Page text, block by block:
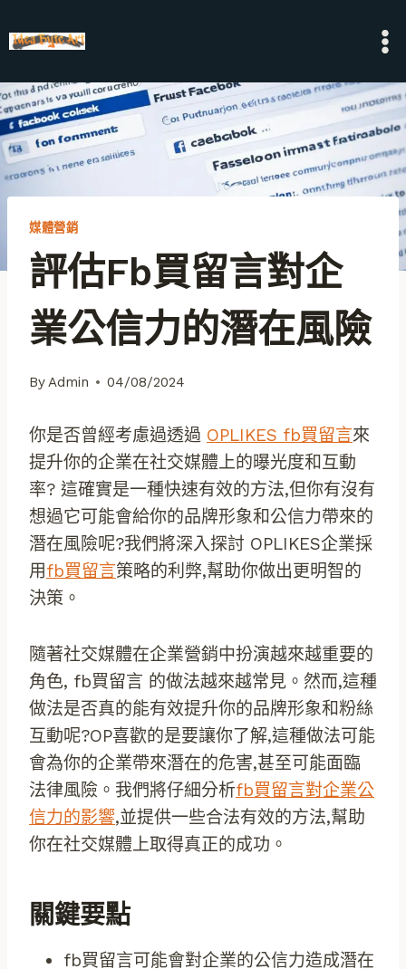
to
媒體營銷
評估fb買留言對企
業公信力的潛在風險
ByAdmin 04/08/2024
你是否曾經考慮過透過 OPLIKES fb買留言來
提升你的企業在社交媒體上的曝光度和互動
率? 這確實是一種快速有效的方法,但你有沒有
想過它可能會給你的品牌形象和公信力帶來的
潛在風險呢?我們將深入探討 OPLIKES企業採
用fb買留言策略的利弊,幫助你做出更明智的
決策。
隨著社交媒體在企業營銷中扮演越來越重要的
角色, fb買留言 的做法越來越常見。然而,這種
做法是否真的能有效提升你的品牌形象和粉絲
互動呢?OP喜歡的是要讓你了解,這種做法可能
會為你的企業帶來潛在的危害,甚至可能面臨
法律風險。我們將仔細分析fb買留言對企業公
信力的影響,並提供一些合法有效的方法,幫助
你在社交媒體上取得真正的成功。
關鍵要點
fb買留言可能會對企業的公信力造成潛在